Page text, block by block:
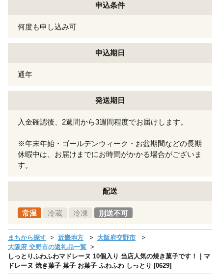
申込条件
何度も申し込み可
申込期日
通年
発送期日
入金確認後、2週間から3週間程度でお届けします。
※年末年始・ゴールデンウィーク・お盆期間などの長期
休暇中は、お届けまでにお時間がかかる場合がございま
す。
配送
常温 冷蔵 冷凍 別送不可
まちから探す 近畿地方
大阪府交野市
大阪府 交野市の返礼品一覧
しっとりふわふわマドレーヌ 10個入り 当店人気の焼き菓子です！｜マ
ドレーヌ 焼き菓子 菓子 お菓子 ふわふわ しっとり [0629]